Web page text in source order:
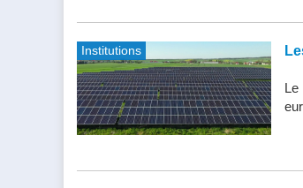
Institutions
Le